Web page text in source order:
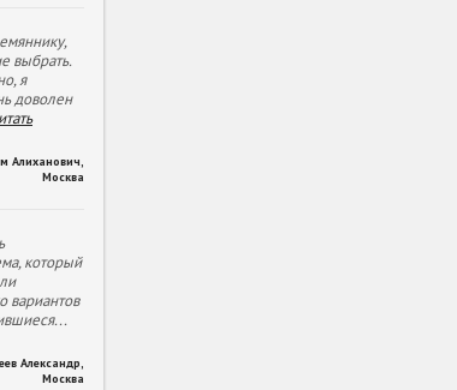
выбрать.
я
доволен
Алиханович
Москва
который
вариантов
...
Александр
Москва